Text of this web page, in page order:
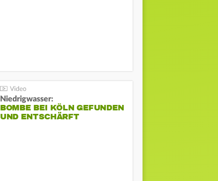
Niedrigwasser:
BOMBE BEI KÖLN GEFUNDEN
UND ENTSCHÄRFT